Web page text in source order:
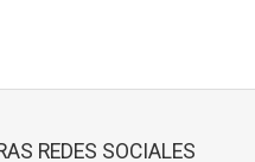
REDES SOCIALES